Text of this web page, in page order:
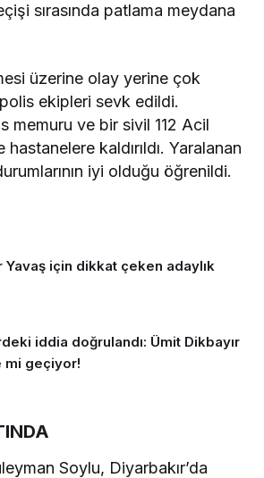
sırasında patlama meydana
üzerine olay yerine çok
ekipleri sevk edildi.
memuru ve bir sivil 112 Acil
kaldırıldı. Yaralanan
iyi olduğu öğrenildi.
Yavaş için dikkat çeken adaylık
iddia doğrulandı: Ümit Dikbayır
mi geçiyor!
Soylu, Diyarbakır’da